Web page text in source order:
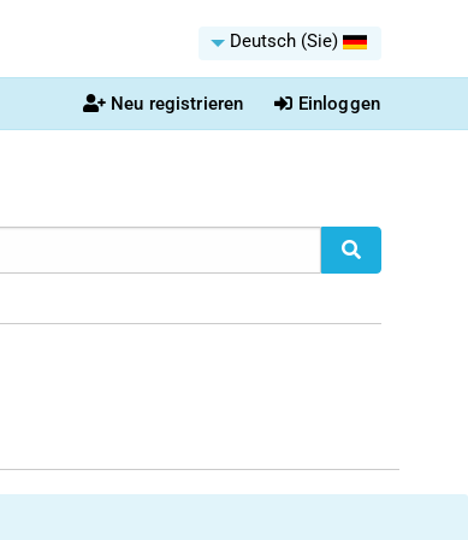
Deutsch (Sie)
Neu registrieren Einloggen